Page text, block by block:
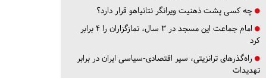
چه کسی پشت ذهنیت ویرانگر نتانیاهو قرار دارد؟
امام جماعت این مسجد در ۳ سال، نمازگزاران را ۴ برابر
کرد
راه‌گذرهای ترانزیتی، سپر اقتصادی-سیاسی ایران در برابر
تهدیدات